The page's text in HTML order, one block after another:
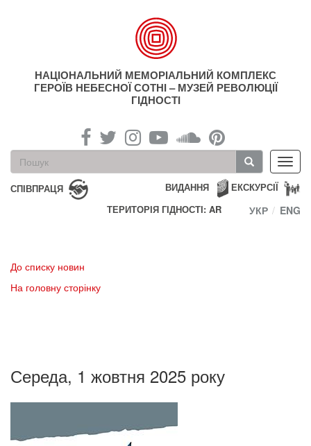
НАЦІОНАЛЬНИЙ МЕМОРІАЛЬНИЙ КОМПЛЕКС
ГЕРОЇВ НЕБЕСНОЇ СОТНІ – МУЗЕЙ РЕВОЛЮЦІЇ
ГІДНОСТІ
Пошукова
форма
Пошук
СПІВПРАЦЯ ЕКСКУРСІЇ
ВИДАННЯ
ТЕРИТОРІЯ ГІДНОСТІ: AR
УКР ENG
До списку новин
На головну сторінку
Середа, 1 жовтня 2025 року